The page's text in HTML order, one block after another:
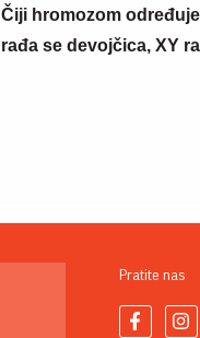
Čiji hromozom
rađa se devojčica, XY
Pratite nas